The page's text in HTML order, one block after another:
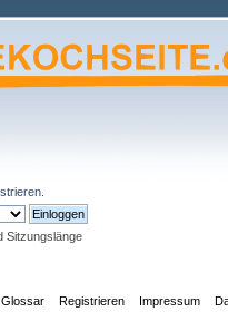
.
Sitzungslänge
Glossar Registrieren Impressum